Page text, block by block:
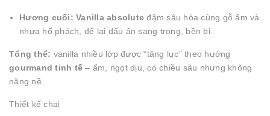
Hương cuối: Vanilla absolute đậm sâu hòa cùng gỗ ấm và
nhựa hổ phách, để lại dấu ấn sang trọng, bền bỉ.
Tổng thể: vanilla nhiều lớp được “tăng lực” theo hướng
gourmand tinh tế – ấm, ngọt dịu, có chiều sâu nhưng không
nặng nề.
Thiết kế chai